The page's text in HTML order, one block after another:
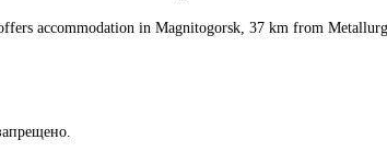
accommodation in Magnitogorsk, 37 km from